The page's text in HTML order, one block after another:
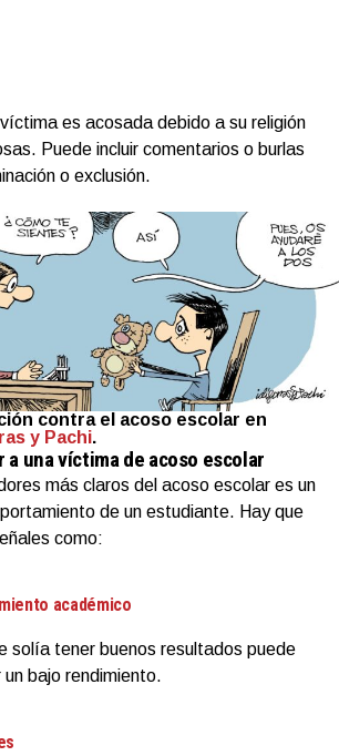
es acosada debido a su religión
Puede incluir comentarios o burlas
o exclusión.
contra el acoso escolar en
y Pachi.
una víctima de acoso escolar
más claros del acoso escolar es un
de un estudiante. Hay que
como:
académico
solía tener buenos resultados puede
bajo rendimiento.